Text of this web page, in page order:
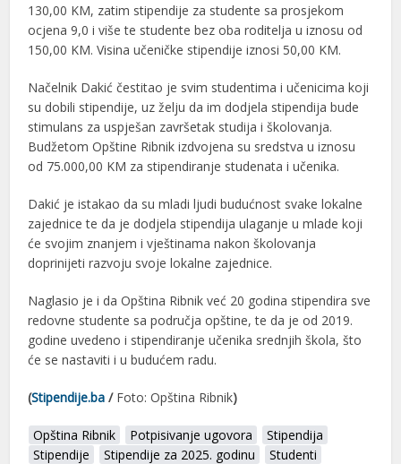
130,00 KM, zatim stipendije za studente sa prosjekom
ocjena 9,0 i više te studente bez oba roditelja u iznosu od
150,00 KM. Visina učeničke stipendije iznosi 50,00 KM.
Načelnik Dakić čestitao je svim studentima i učenicima koji
su dobili stipendije, uz želju da im dodjela stipendija bude
stimulans za uspješan završetak studija i školovanja.
Budžetom Opštine Ribnik izdvojena su sredstva u iznosu
od 75.000,00 KM za stipendiranje studenata i učenika.
Dakić je istakao da su mladi ljudi budućnost svake lokalne
zajednice te da je dodjela stipendija ulaganje u mlade koji
će svojim znanjem i vještinama nakon školovanja
doprinijeti razvoju svoje lokalne zajednice.
Naglasio je i da Opština Ribnik već 20 godina stipendira sve
redovne studente sa područja opštine, te da je od 2019.
godine uvedeno i stipendiranje učenika srednjih škola, što
će se nastaviti i u budućem radu.
(Stipendije.ba / Foto: Opština Ribnik)
Opština Ribnik Potpisivanje ugovora
Stipendija
Stipendije
Stipendije za 2025. godinu
Studenti